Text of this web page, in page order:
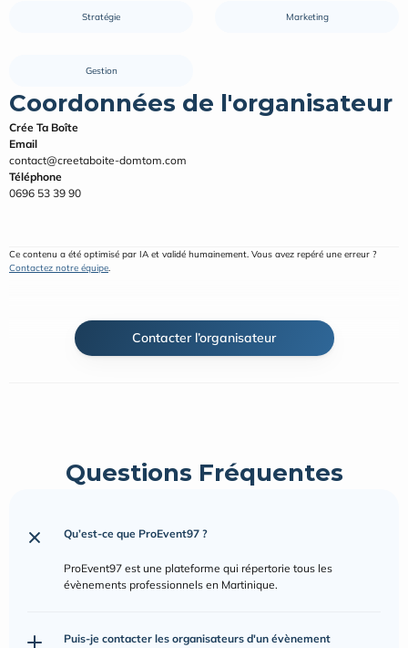
Contacter l’organisateur
Stratégie Marketing
Gestion
Coordonnées de l'organisateur
Crée Ta Boîte
Email
contact@creetaboite-domtom.com
Téléphone
0696 53 39 90
Contactez notre équipe.
Questions Fréquentes
Qu’est-ce que ProEvent97 ?
ProEvent97 est une plateforme qui répertorie tous les
évènements professionnels en Martinique.
Puis-je contacter les organisateurs d'un évènement